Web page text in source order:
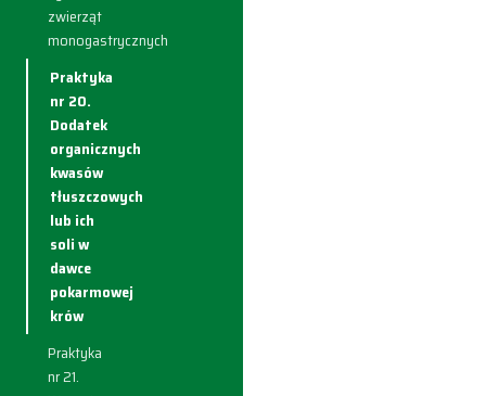
zwierząt
monogastrycznych
Praktyka
nr 20.
Dodatek
organicznych
kwasów
tłuszczowych
lub ich
soli w
dawce
pokarmowej
krów
Praktyka
nr 21.